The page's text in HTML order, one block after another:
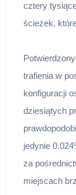
cztery
ścieżek,
trafienia w
konfiguracji
dziesiątych
jedynie
za
miejscach